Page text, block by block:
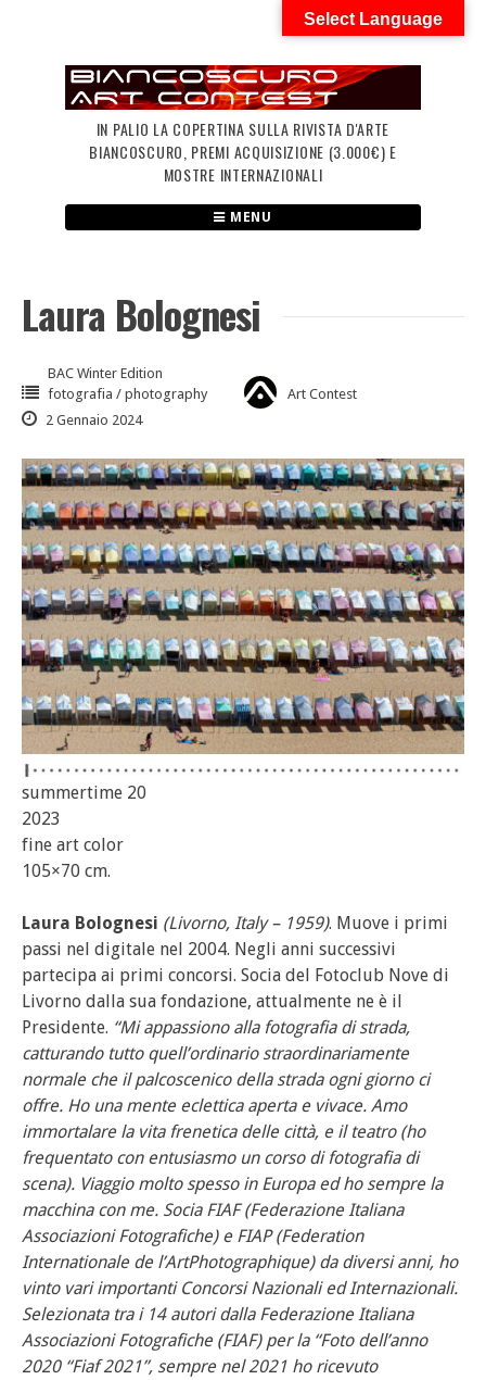
IN PALIO LA COPERTINA SULLA RIVISTA D'ARTE
BIANCOSCURO, PREMI ACQUISIZIONE (3.000€) E
MOSTRE INTERNAZIONALI
MENU
Laura Bolognesi
BAC Winter Edition
fotografia / photography
Art Contest
2 Gennaio 2024
summertime 20
2023
fine art color
105×70 cm.
Laura Bolognesi (Livorno, Italy – 1959). Muove i primi
passi nel digitale nel 2004. Negli anni successivi
partecipa ai primi concorsi. Socia del Fotoclub Nove di
Livorno dalla sua fondazione, attualmente ne è il
Presidente. “Mi appassiono alla fotografia di strada,
catturando tutto quell’ordinario straordinariamente
normale che il palcoscenico della strada ogni giorno ci
offre. Ho una mente eclettica aperta e vivace. Amo
immortalare la vita frenetica delle città, e il teatro (ho
frequentato con entusiasmo un corso di fotografia di
scena). Viaggio molto spesso in Europa ed ho sempre la
macchina con me. Socia FIAF (Federazione Italiana
Associazioni Fotografiche) e FIAP (Federation
Internationale de l’ArtPhotographique) da diversi anni, ho
vinto vari importanti Concorsi Nazionali ed Internazionali.
Selezionata tra i 14 autori dalla Federazione Italiana
Associazioni Fotografiche (FIAF) per la “Foto dell’anno
2020 “Fiaf 2021”, sempre nel 2021 ho ricevuto
Select Language